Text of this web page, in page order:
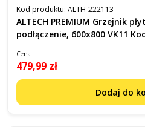
Kod produktu: ALTH-222113
ALTECH PREMIUM Grzejnik
podłączenie, 600x800 VK11
Cena
479,99 zł
Dodaj do